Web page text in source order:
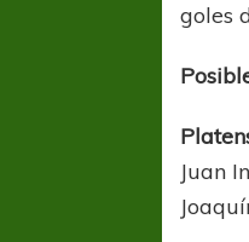
goles
Juan